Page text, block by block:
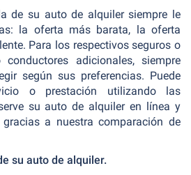
de su auto de alquiler siempre le
la oferta más barata, la oferta
Para los respectivos seguros o
adicionales, siempre
según sus preferencias. Puede
o prestación utilizando las
su auto de alquiler en línea y
a nuestra comparación de
su auto de alquiler.